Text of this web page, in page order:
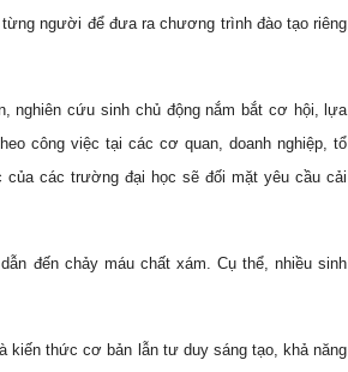
người để đưa ra chương trình đào tạo riêng
nghiên cứu sinh chủ động nắm bắt cơ hội, lựa
công việc tại các cơ quan, doanh nghiệp, tổ
các trường đại học sẽ đối mặt yêu cầu cải
đến chảy máu chất xám. Cụ thể, nhiều sinh
kiến thức cơ bản lẫn tư duy sáng tạo, khả năng